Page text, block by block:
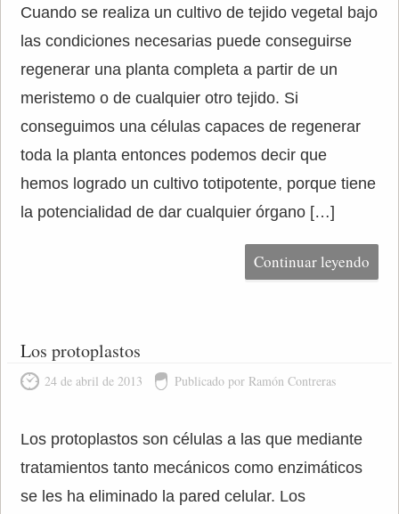
Cuando se realiza un cultivo de tejido vegetal bajo
las condiciones necesarias puede conseguirse
regenerar una planta completa a partir de un
meristemo o de cualquier otro tejido. Si
conseguimos una células capaces de regenerar
toda la planta entonces podemos decir que
hemos logrado un cultivo totipotente, porque tiene
la potencialidad de dar cualquier órgano […]
Continuar leyendo
Los protoplastos
24 de abril de 2013 Publicado por Ramón Contreras
Los protoplastos son células a las que mediante
tratamientos tanto mecánicos como enzimáticos
se les ha eliminado la pared celular. Los